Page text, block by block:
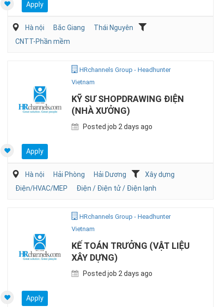
Apply
Hà nội Bắc Giang
Thái Nguyên
CNTT-Phần mềm
HRchannels Group - Headhunter
Vietnam
KỸ SƯ SHOPDRAWING ĐIỆN
(NHÀ XƯỞNG)
Posted job 2 days ago
Apply
Hà nội Hải Phòng Hải Dương
Xây dựng
Điện/HVAC/MEP
Điện / Điện tử / Điện lạnh
HRchannels Group - Headhunter
Vietnam
KẾ TOÁN TRƯỞNG (VẬT LIỆU
XÂY DỰNG)
Posted job 2 days ago
Apply